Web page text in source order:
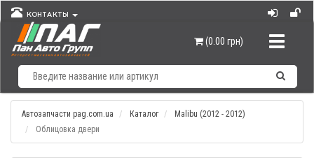
КОНТАКТЫ
(0.00 грн)
Автозапчасти pag.com.ua Каталог
Malibu (2012 - 2012)
Облицовка двери